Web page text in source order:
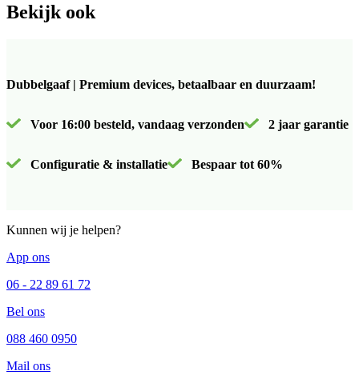
Bekijk ook
Dubbelgaaf | Premium devices, betaalbaar en duurzaam!
Voor 16:00 besteld, vandaag verzonden 2 jaar garantie
Configuratie & installatie Bespaar tot 60%
Kunnen wij je helpen?
App ons
06 - 22 89 61 72
Bel ons
088 460 0950
Mail ons